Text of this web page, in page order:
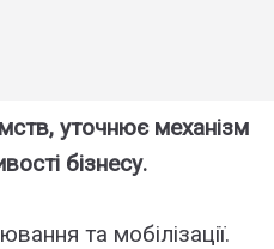
уточнює механізм
бізнесу.
та мобілізації.